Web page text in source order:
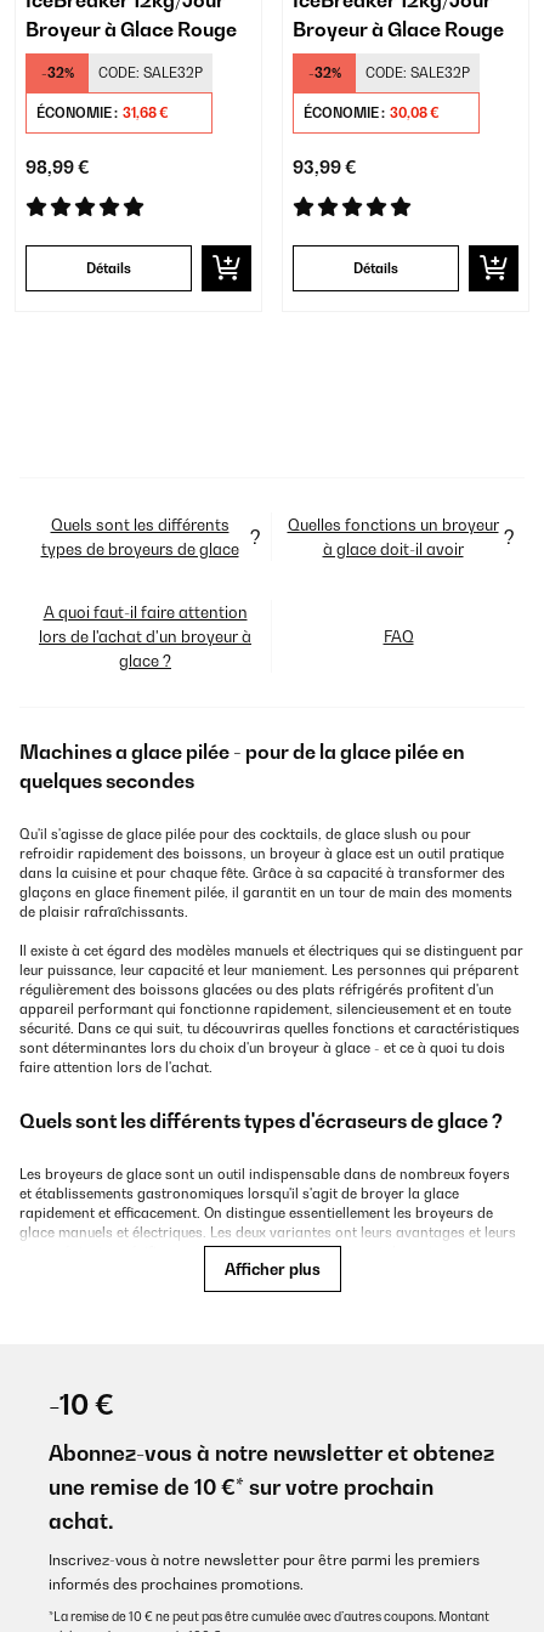
Broyeur à Glace Rouge
-32% CODE: SALE32P
ÉCONOMIE : 31,68 €
98,99 €
Détails
Broyeur à Glace Rouge
-32% CODE: SALE32P
ÉCONOMIE : 30,08 €
93,99 €
Détails
Quels sont les différents
types de broyeurs de glace ?
Quelles fonctions un broyeur
à glace doit-il avoir
?
A quoi faut-il faire attention
lors de l'achat d'un broyeur à
glace ?
FAQ
Machines a glace pilée - pour de la glace pilée en
quelques secondes
Qu'il s'agisse de glace pilée pour des cocktails, de glace slush ou pour
refroidir rapidement des boissons, un broyeur à glace est un outil pratique
dans la cuisine et pour chaque fête. Grâce à sa capacité à transformer des
glaçons en glace finement pilée, il garantit en un tour de main des moments
de plaisir rafraîchissants.
Il existe à cet égard des modèles manuels et électriques qui se distinguent par
leur puissance, leur capacité et leur maniement. Les personnes qui préparent
régulièrement des boissons glacées ou des plats réfrigérés profitent d'un
appareil performant qui fonctionne rapidement, silencieusement et en toute
sécurité. Dans ce qui suit, tu découvriras quelles fonctions et caractéristiques
sont déterminantes lors du choix d'un broyeur à glace - et ce à quoi tu dois
faire attention lors de l'achat.
Quels sont les différents types d'écraseurs de glace ?
Les broyeurs de glace sont un outil indispensable dans de nombreux foyers
et établissements gastronomiques lorsqu'il s'agit de broyer la glace
rapidement et efficacement. On distingue essentiellement les broyeurs de
glace manuels et électriques. Les deux variantes ont leurs avantages et leurs
inconvénients spécifiques - en fonction de l'utilisation et des exigences
utilisation - idéal pour une utilisation à l'extérieur ou en déplacement. De plus,
ils sont souvent compacts et faciles à nettoyer. L'inconvénient : le broyage
peut être physiquement éprouvant, surtout pour les grandes quantités.
Les avantages :
Aucune source d'énergie nécessaire
Afficher plus
-10 €
Abonnez-vous à notre newsletter et obtenez
une remise de 10 €* sur votre prochain
achat.
Inscrivez-vous à notre newsletter pour être parmi les premiers
informés des prochaines promotions.
*La remise de 10 € ne peut pas être cumulée avec d’autres coupons. Montant